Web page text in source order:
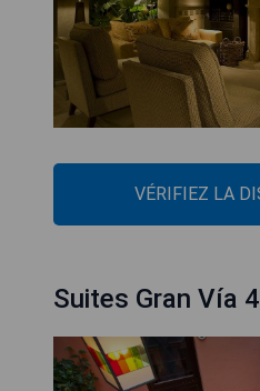
VÉRIFIEZ LA
Suites Gran Vía